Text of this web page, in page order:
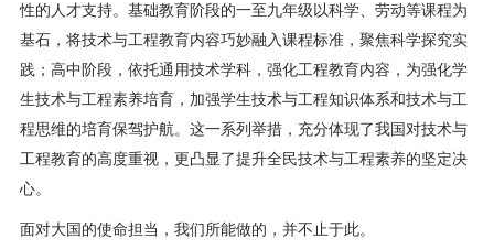
性的人才支持。基础教育阶段的一至九年级以科学、劳动等课程为
基石，将技术与工程教育内容巧妙融入课程标准，聚焦科学探究实
践；高中阶段，依托通用技术学科，强化工程教育内容，为强化学
生技术与工程素养培育，加强学生技术与工程知识体系和技术与工
程思维的培育保驾护航。这一系列举措，充分体现了我国对技术与
工程教育的高度重视，更凸显了提升全民技术与工程素养的坚定决
心。
面对大国的使命担当，我们所能做的，并不止于此。